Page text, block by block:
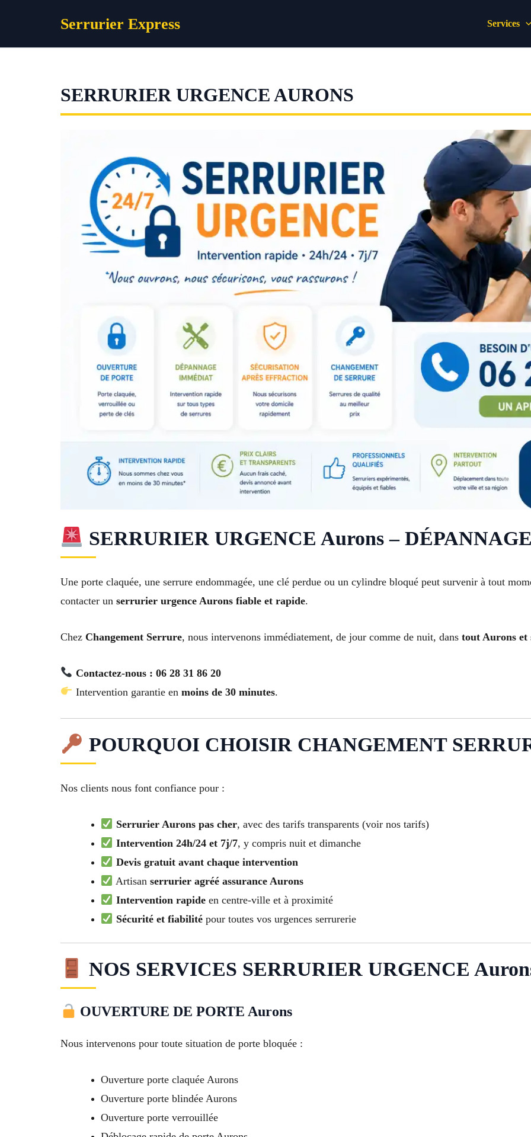
Serrurier Express Services
SERRURIER URGENCE AURONS
SERRURIER URGENCE Aurons –
Une porte claquée, une serrure endommagée, une clé perdue ou un cylindre bloqué peut survenir à tout
contacter un serrurier urgence Aurons fiable et rapide.
Chez Changement Serrure, nous intervenons immédiatement, de jour comme de nuit, dans tout Aurons et
Contactez-nous : 06 28 31 86 20
Intervention garantie en moins de 30 minutes.
POURQUOI CHOISIR CHANGEMENT
Nos clients nous font confiance pour :
Serrurier Aurons pas cher, avec des tarifs transparents (voir nos tarifs)
Intervention 24h/24 et 7j/7, y compris nuit et dimanche
Devis gratuit avant chaque intervention
Artisan serrurier agréé assurance Aurons
Intervention rapideen centre-ville et à proximité
Sécurité et fiabilitépour toutes vos urgences serrurerie
NOS SERVICES SERRURIER URGENCE
OUVERTURE DE PORTE Aurons
Nous intervenons pour toute situation de porte bloquée :
Ouverture porte claquée Aurons
Ouverture porte blindée Aurons
Ouverture porte verrouillée